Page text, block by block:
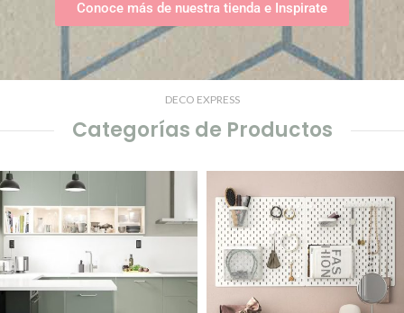
Conoce más de nuestra tienda e Inspirate
DECO EXPRESS
Categorías de Productos